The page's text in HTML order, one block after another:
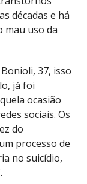
décadas e há
mau uso da
37, isso
já foi
ocasião
sociais. Os
do
processo de
no suicídio,